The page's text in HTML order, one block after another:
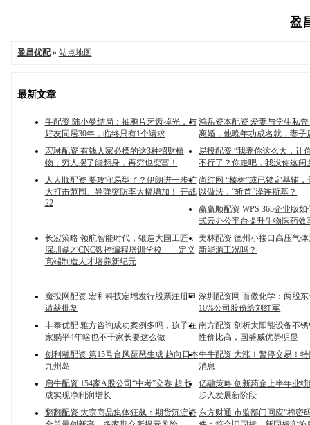
盈
盈昌优配» 站点地图
最新文章
牛配资 陆小曼结局：抽鸦片牙齿掉光，与
好友同居30年，临终只有1个请求
鸿岳资本配资 爱妻与学生私
离婚，他晚年功成名就，妻子
宏琳配资 有钱人家必摆的这3种招财植
物，穷人摆了能翻身，再穷也变富！
易投配资 “我养你这么大，让
不行了？你走吧，我没你这闺
人人顺配资 要攻守易型了？伊朗进一步扩
大打击范围、导弹突防率大幅增加！ 开战
22
尚红网 “榛树”或已锁定基辅
以做法，“斩首”泽连斯基？
赢赢顺配资 WPS 365企业版
式云办公平台提升生物医药效
长宏策略 领航智能时代，锻造大国工匠：
深圳鼎才CNC数控编程培训学校——定义
高端制造人才培养新纪元
美林配资 德州小接口高压气
新能源工况吗？
魔投网配资 宏和科技定增发行股票注册申
请获批复
深圳配资网 百傲化学：两股
10%公司股份给刘红军
丰泰优配 雅方咨询成功案例多吗，孩子在
家躺平4年啥也不干家长要这么做
南方配资 剖析太阳能设备不
性价比高，国盛威优势明显
创利融配资 第15号台风琵琶生成 趋向日本
九州岛
牛牛配资 大涨！暂停交易！
消息
启牛配资 154家A股公司“中考”交卷 超七
成实现净利润增长
亿融策略 创新药企上半年业
步入发展新阶段
翻翻配资 大宗商品集体狂飙：期货沉淀资 东方财通 市监部门回应“棉密